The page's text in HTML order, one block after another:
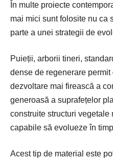
În multe proiecte
mai mici sunt folosite nu ca
parte a unei strategii de
Puieții, arborii tineri,
dense de regenerare
dezvoltare mai firească a
generoasă a suprafețelor
construite structuri
capabile să evolueze în
Acest tip de material este